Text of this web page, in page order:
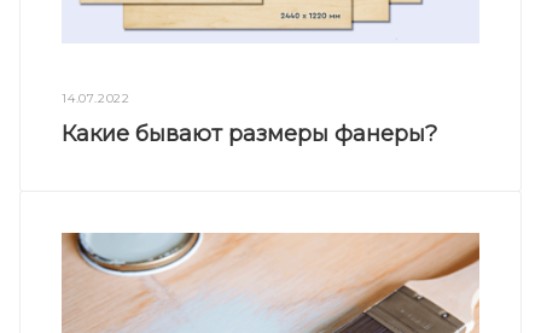
14.07.2022
Какие бывают размеры фанеры?